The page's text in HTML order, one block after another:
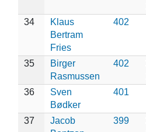
34
Klaus
Bertram
Fries
402
35
Birger
Rasmussen
402
36
Sven
Bødker
401
37
Jacob
399